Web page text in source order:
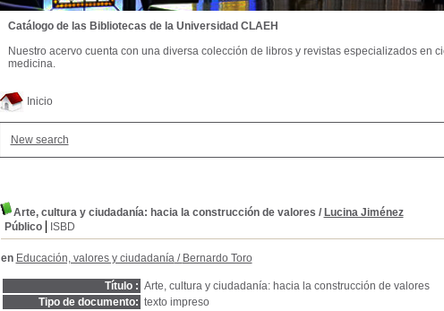
Inicio
New search
Arte, cultura y ciudadanía: hacia la construcción de valores / Lucina Jiménez
Público
ISBD
en Educación, valores y ciudadanía/ Bernardo Toro
Título : Arte, cultura y ciudadanía: hacia la construcción de valores
Tipo de documento: texto impreso
Catálogo de las Bibliotecas de la Universidad CLAEH
Nuestro acervo cuenta con una diversa colección de libros y revistas especializados en
medicina.